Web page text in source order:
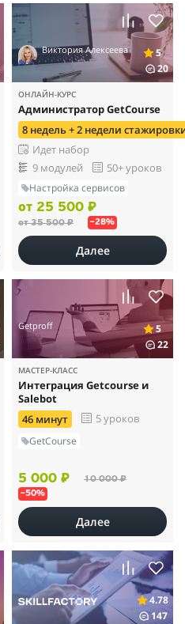
Виктория Алексеева
5
20
ОНЛАЙН-КУРС
Администратор GetCourse
8 недель + 2 недели
Идет набор
9 модулей
50+ уроков
Настройка сервисов
от 25 500 ₽
от 35 500 ₽ –28%
Далее
Getproff
5
22
МАСТЕР-КЛАСС
Интеграция Getcourse и
Salebot
46 минут
5 уроков
GetCourse
5 000 ₽ 10 000 ₽
–50%
Далее
4.78
147